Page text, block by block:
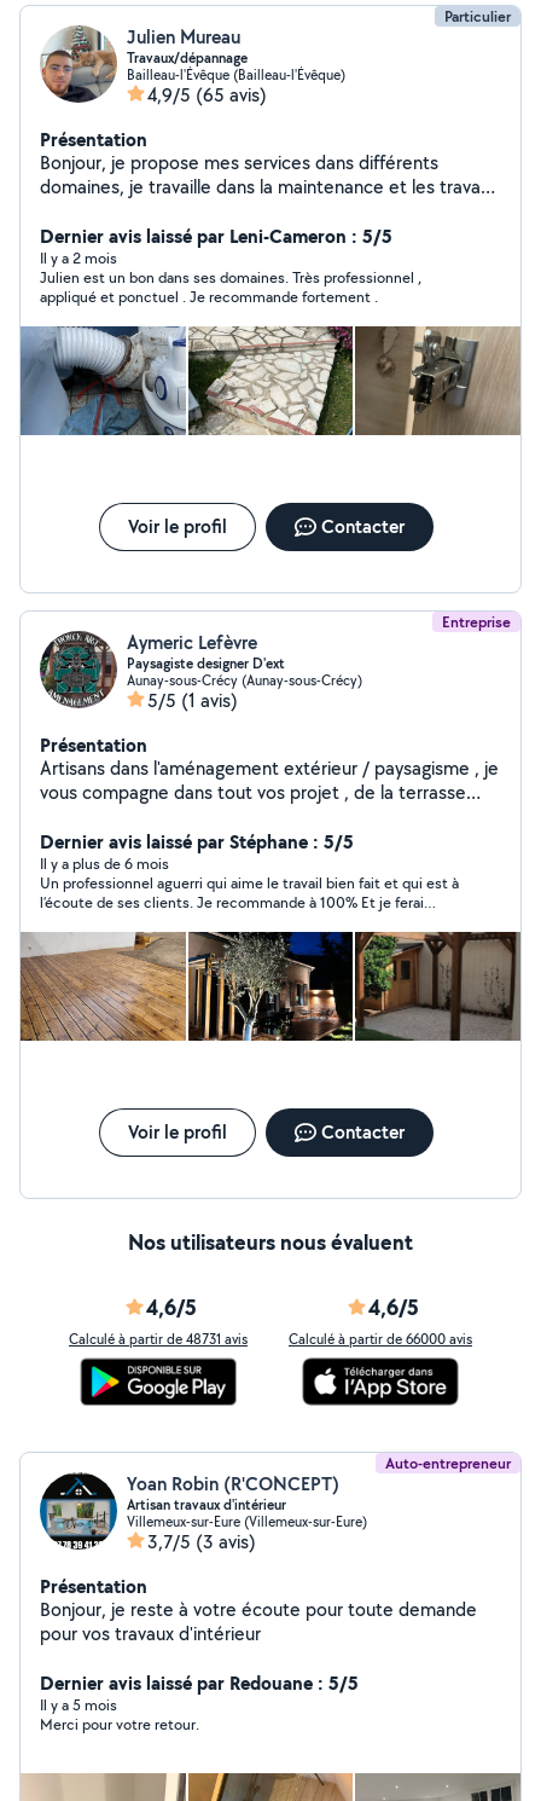
Particulier
Julien Mureau
Travaux/dépannage
Bailleau-l'Évêque (Bailleau-l'Évêque)
4,9/5 (65 avis)
Présentation
Bonjour, je propose mes services dans différents
domaines, je travaille dans la maintenance et les travaux
soyez satisfais, je suis soigneux et j'aime le travail bien
fait. Pour toutes demande n'hésitez pas à me contacter
je suis réactif. Cordialement Julien
Dernier avis laissé par Leni-Cameron : 5/5
Il y a 2 mois
Julien est un bon dans ses domaines. Très professionnel ,
appliqué et ponctuel . Je recommande fortement .
Voir le profil Contacter
Entreprise
Aymeric Lefèvre
Paysagiste designer D'ext
Aunay-sous-Crécy (Aunay-sous-Crécy)
5/5 (1 avis)
Présentation
Artisans dans l'aménagement extérieur / paysagisme , je
vous compagne dans tout vos projet , de la terrasse
automatique et de multiple massif paysager et arborés
à une belle allée avec de multiple lumière pour la mettre
en valeur ! je suis donc disponible et surtout là pour vous
accompagnez dans tout vos projets .
Dernier avis laissé par Stéphane : 5/5
Il y a plus de 6 mois
Un professionnel aguerri qui aime le travail bien fait et qui est à
l’écoute de ses clients. Je recommande à 100% Et je ferai
écoute et votre rigueur !!
Voir le profil Contacter
Nos utilisateurs nous évaluent
4,6/5
Calculé à partir de 48731 avis
4,6/5
Calculé à partir de 66000 avis
Auto-entrepreneur
Yoan Robin (R'CONCEPT)
Artisan travaux d'intérieur
Villemeux-sur-Eure (Villemeux-sur-Eure)
3,7/5 (3 avis)
Présentation
Bonjour, je reste à votre écoute pour toute demande
pour vos travaux d'intérieur
Dernier avis laissé par Redouane : 5/5
Il y a 5 mois
Merci pour votre retour.